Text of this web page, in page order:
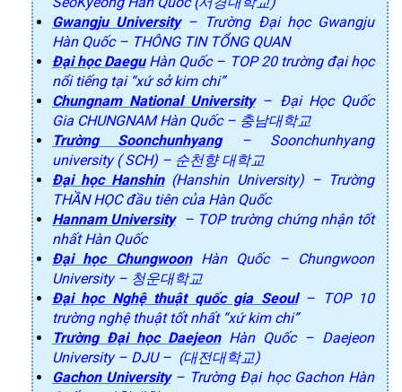
Gwangju University– Trường Đại học Gwangju
Hàn Quốc – THÔNG TIN TỔNG QUAN
Đại học DaeguHàn Quốc – TOP 20 trường đại học
nổi tiếng tại “xứ sở kim chi”
Chungnam National University– Đại Học Quốc
Gia CHUNGNAM Hàn Quốc – 충남대학교
Trường Soonchunhyang– Soonchunhyang
university ( SCH) – 순천향 대학교
Đại học Hanshin(Hanshin University) – Trường
THẦN HỌC đầu tiên của Hàn Quốc
Hannam University– TOP trường chứng nhận tốt
nhất Hàn Quốc
Đại học ChungwoonHàn Quốc – Chungwoon
University – 청운대학교
Đại học Nghệ thuật quốc gia Seoul– TOP 10
trường nghệ thuật tốt nhất “xứ kim chi”
Trường Đại học DaejeonHàn Quốc – Daejeon
University – DJU – (대전대학교)
Gachon University– Trường Đại học Gachon Hàn